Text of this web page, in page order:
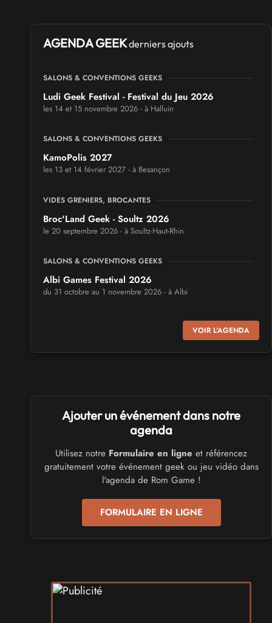
AGENDA GEEKderniers ajouts
SALONS & CONVENTIONS GEEKS
Ludi Geek Festival - Festival du Jeu 2026
les 14 et 15 novembre 2026 - à Halluin
SALONS & CONVENTIONS GEEKS
KamoPolis 2027
les 13 et 14 février 2027 - à Besançon
VIDES GRENIERS, BROCANTES
Broc'Land Geek - Soultz 2026
le 20 septembre 2026 - à Soultz-Haut-Rhin
SALONS & CONVENTIONS GEEKS
Albi Games Festival 2026
du 31 octobre au 1 novembre 2026 - à Albi
Virtual Calais - salon du jeu vidéo et des loisirs
numériques 2026
SALONS & CONVENTIONS GEEKS
Trolls et Légendes 2027
du 26 au 28 mars 2027 - à Mons
CULTURE JAPONAISE ET OTAKU
Mang'Azur 2027
les 24 et 25 avril 2027 - à Toulon
SALONS & CONVENTIONS GEEKS
Play Azur Festival 2027
SALONS & CONVENTIONS GEEKS
Art To Play 2026
VOIR L'AGENDA
Ajouter un événement dans notre
agenda
Utilisez notre Formulaire en ligne et référencez
gratuitement votre événement geek ou jeu vidéo dans
l'agenda de Rom Game !
FORMULAIRE EN LIGNE